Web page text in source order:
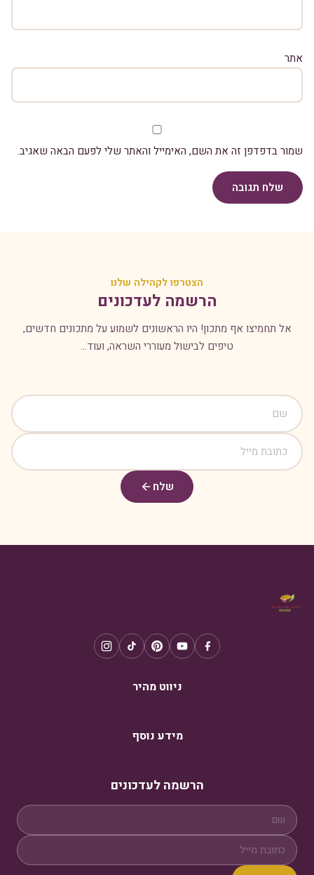
אתר
שמור בדפדפן זה את השם, האימייל והאתר שלי לפעם הבאה שאגיב.
שלח תגובה
הצטרפו לקהילה שלנו
הרשמה לעדכונים
אל תחמיצו אף מתכון! היו הראשונים לשמוע על מתכונים חדשים,
טיפים לבישול מעוררי השראה, ועוד...
שלח
ניווט מהיר
מידע נוסף
הרשמה לעדכונים